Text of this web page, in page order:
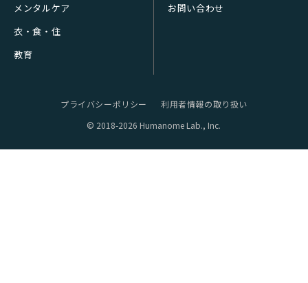
メンタルケア
衣・食・住
教育
お問い合わせ
プライバシーポリシー
利用者情報の取り扱い
© 2018-2026 Humanome Lab., Inc.